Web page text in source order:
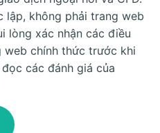
không phải trang web
lòng xác nhận các điều
web chính thức trước khi
các đánh giá của